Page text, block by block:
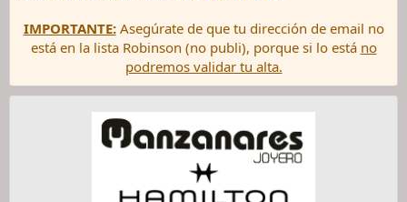
IMPORTANTE:Asegúrate de que tu dirección de email no
está en la lista Robinson (no publi), porque si lo está no
podremos validar tu alta.